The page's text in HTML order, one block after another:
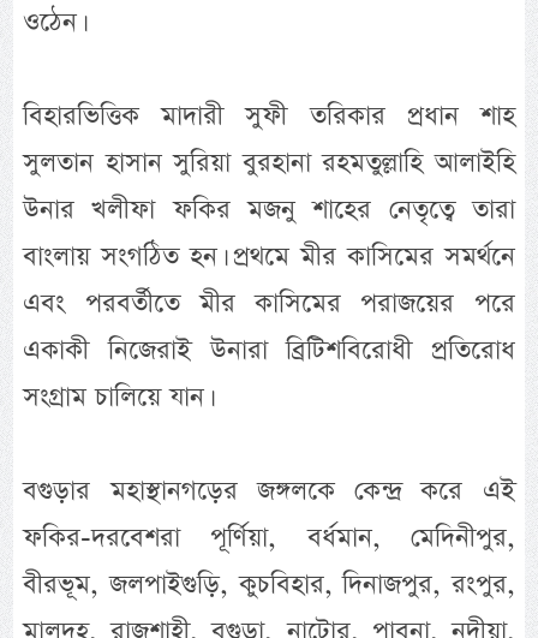
ওঠেন।
বিহারভিত্তিক মাদারী সুফী তরিকার প্রধান শাহ
সুলতান হাসান সুরিয়া বুরহানা রহমতুল্লাহি আলাইহি
উনার খলীফা ফকির মজনু শাহের নেতৃত্বে তারা
বাংলায় সংগঠিত হন। প্রথমে মীর কাসিমের সমর্থনে
এবং পরবর্তীতে মীর কাসিমের পরাজয়ের পরে
একাকী নিজেরাই উনারা ব্রিটিশবিরোধী প্রতিরোধ
সংগ্রাম চালিয়ে যান।
বগুড়ার মহাস্থানগড়ের জঙ্গলকে কেন্দ্র করে এই
ফকির-দরবেশরা পূর্ণিয়া, বর্ধমান, মেদিনীপুর,
বীরভূম, জলপাইগুড়ি, কুচবিহার, দিনাজপুর, রংপুর,